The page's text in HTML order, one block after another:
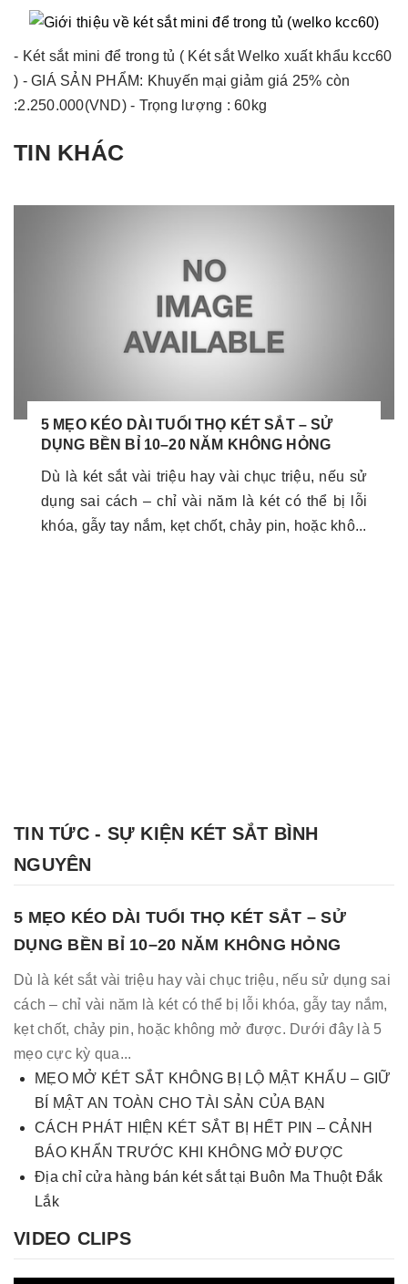
- Két sắt mini để trong tủ ( Két sắt Welko xuất khẩu kcc60
) - GIÁ SẢN PHẨM: Khuyến mại giảm giá 25% còn
:2.250.000(VND) - Trọng lượng : 60kg
TIN KHÁC
5 MẸO KÉO DÀI TUỔI THỌ KÉT SẮT – SỬ
DỤNG BỀN BỈ 10–20 NĂM KHÔNG HỎNG
Dù là két sắt vài triệu hay vài chục triệu, nếu sử
dụng sai cách – chỉ vài năm là két có thể bị lỗi
khóa, gẫy tay nắm, kẹt chốt, chảy pin, hoặc khô...
TIN TỨC - SỰ KIỆN KÉT SẮT BÌNH
NGUYÊN
5 MẸO KÉO DÀI TUỔI THỌ KÉT SẮT – SỬ
DỤNG BỀN BỈ 10–20 NĂM KHÔNG HỎNG
Dù là két sắt vài triệu hay vài chục triệu, nếu sử dụng sai
cách – chỉ vài năm là két có thể bị lỗi khóa, gẫy tay nắm,
kẹt chốt, chảy pin, hoặc không mở được. Dưới đây là 5
mẹo cực kỳ qua...
MẸO MỞ KÉT SẮT KHÔNG BỊ LỘ MẬT KHẨU – GIỮ
BÍ MẬT AN TOÀN CHO TÀI SẢN CỦA BẠN
CÁCH PHÁT HIỆN KÉT SẮT BỊ HẾT PIN – CẢNH
BÁO KHẨN TRƯỚC KHI KHÔNG MỞ ĐƯỢC
Địa chỉ cửa hàng bán két sắt tại Buôn Ma Thuột Đắk
Lắk
VIDEO CLIPS